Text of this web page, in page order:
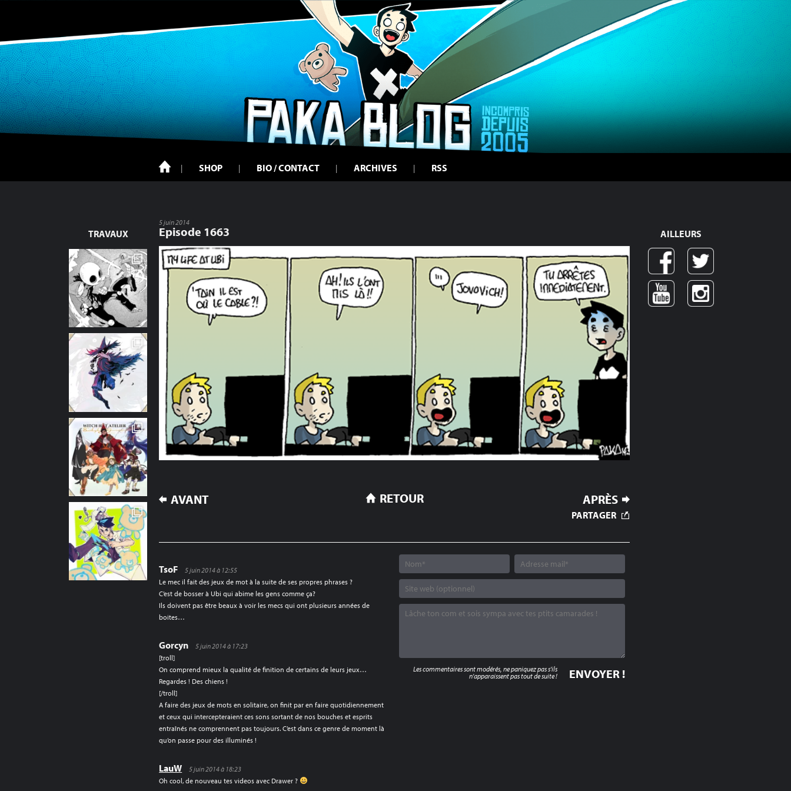
SHOP BIO / CONTACT ARCHIVES RSS
TRAVAUX
5 juin 2014
Episode 1663
NAVIGATION
AVANT APRÈS
RETOUR
PARTAGER
TsoF
5 juin 2014 à 12:55
Le mec il fait des jeux de mot à la suite de ses propres phrases ?
C’est de bosser à Ubi qui abime les gens comme ça?
Ils doivent pas être beaux à voir les mecs qui ont plusieurs années de
boites…
Gorcyn
5 juin 2014 à 17:23
[troll]
On comprend mieux la qualité de finition de certains de leurs jeux…
Regardes ! Des chiens !
[/troll]
A faire des jeux de mots en solitaire, on finit par en faire quotidiennement
et ceux qui intercepteraient ces sons sortant de nos bouches et esprits
entraînés ne comprennent pas toujours. C’est dans ce genre de moment là
qu’on passe pour des illuminés !
LauW
5 juin 2014 à 18:23
Oh cool, de nouveau tes videos avec Drawer ?
Les commentaires sont modérés, ne paniquez pas s'ils
n'apparaissent pas tout de suite !
AILLEURS